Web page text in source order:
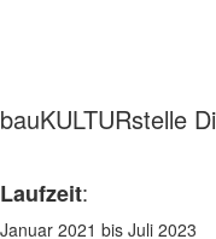
bauKULTURstelle
Laufzeit:
Januar 2021 bis Juli 2023